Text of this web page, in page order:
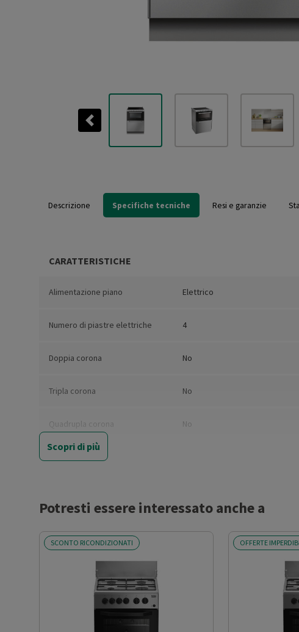
Previous
Descrizione Specifiche tecniche Resi e garanzie
CARATTERISTICHE
Alimentazione piano Elettrico
Numero di piastre elettriche 4
Doppia corona No
Tripla corona No
Quadrupla corona No
Posizionamento comandi
Alimentazione forno
Scopri di più
Potresti essere interessato anche a
SCONTO RICONDIZIONATI OFFERTE